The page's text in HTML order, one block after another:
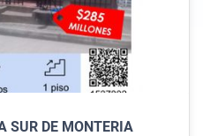
SUR DE MONTERÍA